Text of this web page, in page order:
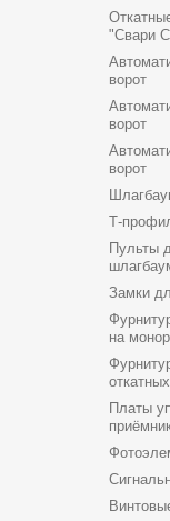
"Свари
ворот
ворот
ворот
Т-
Пульты
Замки
на
Платы